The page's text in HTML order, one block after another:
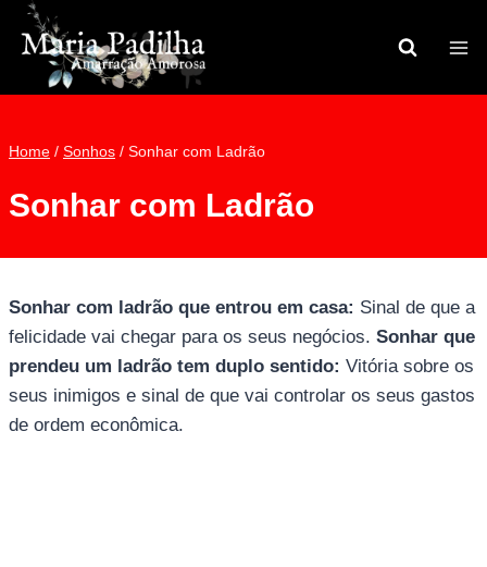
Pular
para
Conteúdo
Home / Sonhos / Sonhar com Ladrão
Sonhar com Ladrão
Sonhar com ladrão que entrou em casa: Sinal de que a
felicidade vai chegar para os seus negócios. Sonhar que
prendeu um ladrão tem duplo sentido: Vitória sobre os
seus inimigos e sinal de que vai controlar os seus gastos
de ordem econômica.